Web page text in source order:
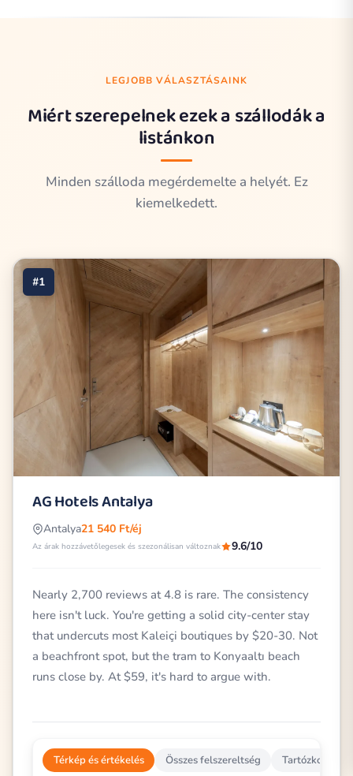
LEGJOBB VÁLASZTÁSAINK
Miért szerepelnek ezek a szállodák a
listánkon
Minden szálloda megérdemelte a helyét. Ez
kiemelkedett.
#1
AG Hotels Antalya
Antalya21 540 Ft/éj
Az árak hozzávetőlegesek és szezonálisan változnak 9.6/10
Nearly 2,700 reviews at 4.8 is rare. The consistency
here isn't luck. You're getting a solid city-center stay
that undercuts most Kaleiçi boutiques by $20-30. Not
a beachfront spot, but the tram to Konyaaltı beach
runs close by. At $59, it's hard to argue with.
Térkép és értékelés Összes felszereltség Tartózkodási